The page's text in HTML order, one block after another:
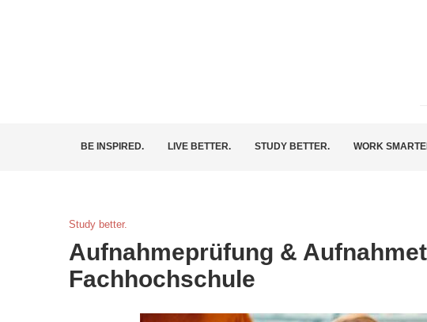
BE INSPIRED. LIVE BETTER. STUDY BETTER. WORK
Study better.
Aufnahmeprüfung &
Fachhochschule